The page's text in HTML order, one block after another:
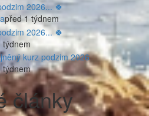
2026... 🍀
před 1 týdnem
2026... 🍀
týdnem
kurz podzim 2026
týdnem
články